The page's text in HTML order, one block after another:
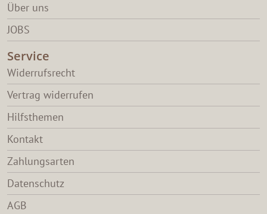
Über uns
JOBS
Service
Widerrufsrecht
Vertrag widerrufen
Hilfsthemen
Kontakt
Zahlungsarten
Datenschutz
AGB